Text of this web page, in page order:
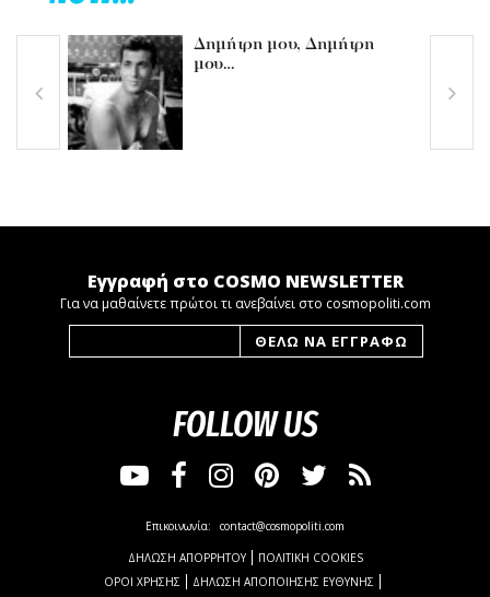
Δημήτρη μου, Δημήτρη
μου…
Εγγραφή στο COSMO NEWSLETTER
Για να μαθαίνετε πρώτοι τι ανεβαίνει στο cosmopoliti.com
FOLLOW US
Επικοινωνία: contact@cosmopoliti.com
ΔΗΛΩΣΗ ΑΠΟΡΡΗΤΟΥ
ΠΟΛΙΤΙΚΗ COOKIES
ΟΡΟΙ ΧΡΗΣΗΣ
ΔΗΛΩΣΗ ΑΠΟΠΟΙΗΣΗΣ ΕΥΘΥΝΗΣ